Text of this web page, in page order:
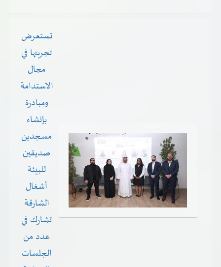
تستعرض
تجربتها في
مجال
الاستدامة
ومبادرة
بإنشاء
مسجدين
صديقين
للبيئة
أشغال
الشارقة
تشارك في
عدد من
الجلسات